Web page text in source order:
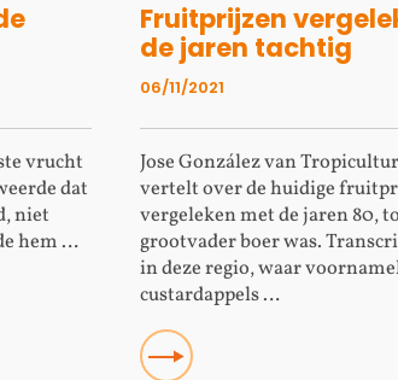
vrucht
dat
niet
hem …
dat de mens kent
06/11/2021
Fruitprijzen
de jaren tachtig
Jose González van
vertelt over de huidige
vergeleken met de jaren 80,
grootvader boer was.
in deze regio, waar
custardappels …
Read more about